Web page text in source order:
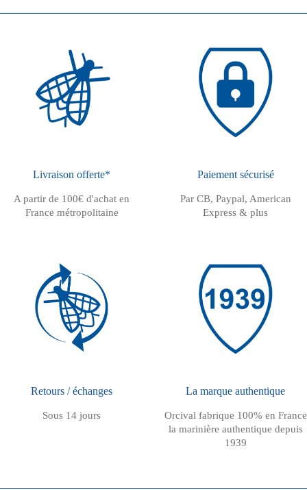
Livraison offerte*
A partir de 100€ d'achat en
France métropolitaine
Paiement sécurisé
Par CB, Paypal, American
Express & plus
Retours / échanges
Sous 14 jours
La marque authentique
Orcival fabrique 100% en France
la marinière authentique depuis
1939